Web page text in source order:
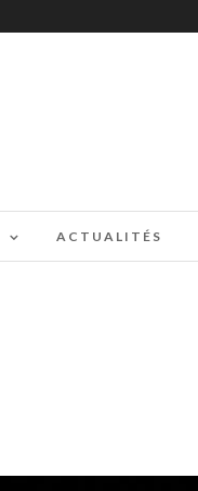
ACTUALITÉS